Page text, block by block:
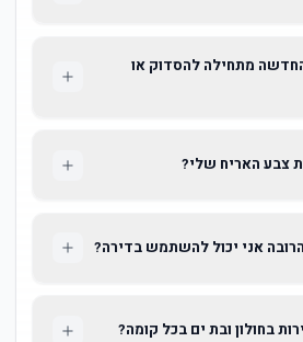
מתחילה להסדוק או
צבע האריח שלי?
אני יכול להשתמש בדירה?
בחולון ובת ים בכל קומה?